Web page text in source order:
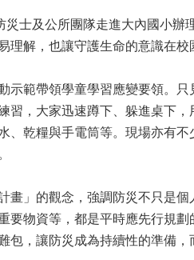
士及公所團隊走進大內國小
理解，也讓守護生命的意識在校
示範帶領學童學習應變要領。
習，大家迅速蹲下、躲進桌下
、乾糧與手電筒等。現場亦有
畫」的觀念，強調防災不只是
要物資等，都是平時應先行規
包，讓防災成為持續性的準備，